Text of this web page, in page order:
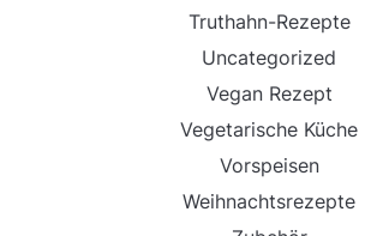
Truthahn-Rezepte
Uncategorized
Vegan Rezept
Vegetarische Küche
Vorspeisen
Weihnachtsrezepte